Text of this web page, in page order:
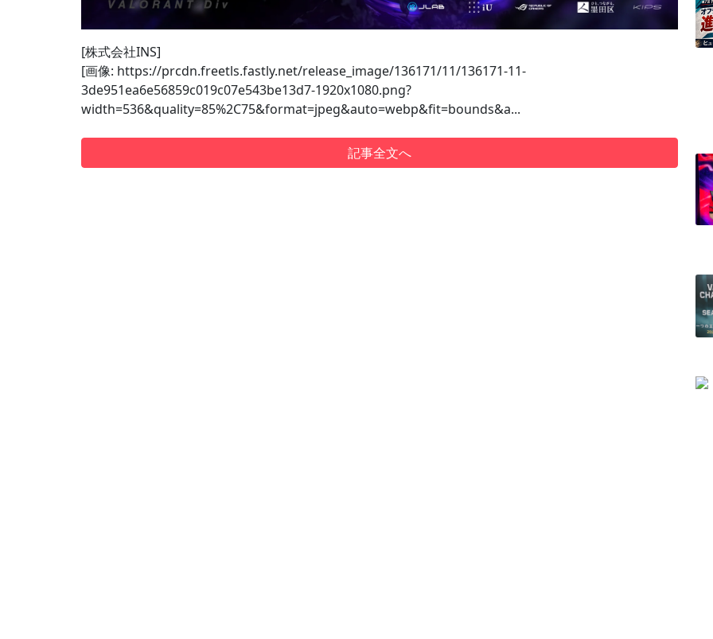
[株式会社INS]
[画像: https://prcdn.freetls.fastly.net/release_image/136171/11/136171-11-
3de951ea6e56859c019c07e543be13d7-1920x1080.png?
width=536&quality=85%2C75&format=jpeg&auto=webp&fit=bounds&a...
記事全文へ